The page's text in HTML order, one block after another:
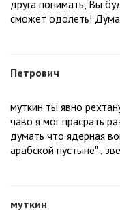
друга понимать, Вы
сможет одолеть!
Петрович
муткин ты явно
чаво я мог прасрать
думать что ядерная
арабской пустыне" ,
муткин